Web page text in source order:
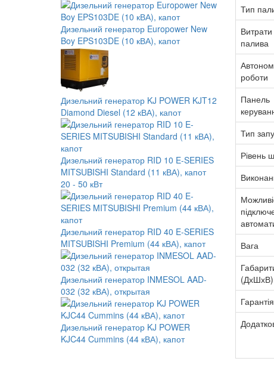
Дизельний генератор Europower New
Boy EPS103DE (10 кВА), капот
Дизельний генератор KJ POWER KJT12
Diamond Diesel (12 кВА), капот
Дизельний генератор RID 10 E-SERIES
MITSUBISHI Standard (11 кВА), капот
20 - 50 кВт
Дизельний генератор RID 40 E-SERIES
MITSUBISHI Premium (44 кВА), капот
Дизельний генератор INMESOL AAD-
032 (32 кВА), открытая
Дизельний генератор KJ POWER
KJC44 Cummins (44 кВА), капот
Тип
Витрати
палива
роботи
Панель
Тип
Рівень
Вага
(ДхШхВ)
Гарантія